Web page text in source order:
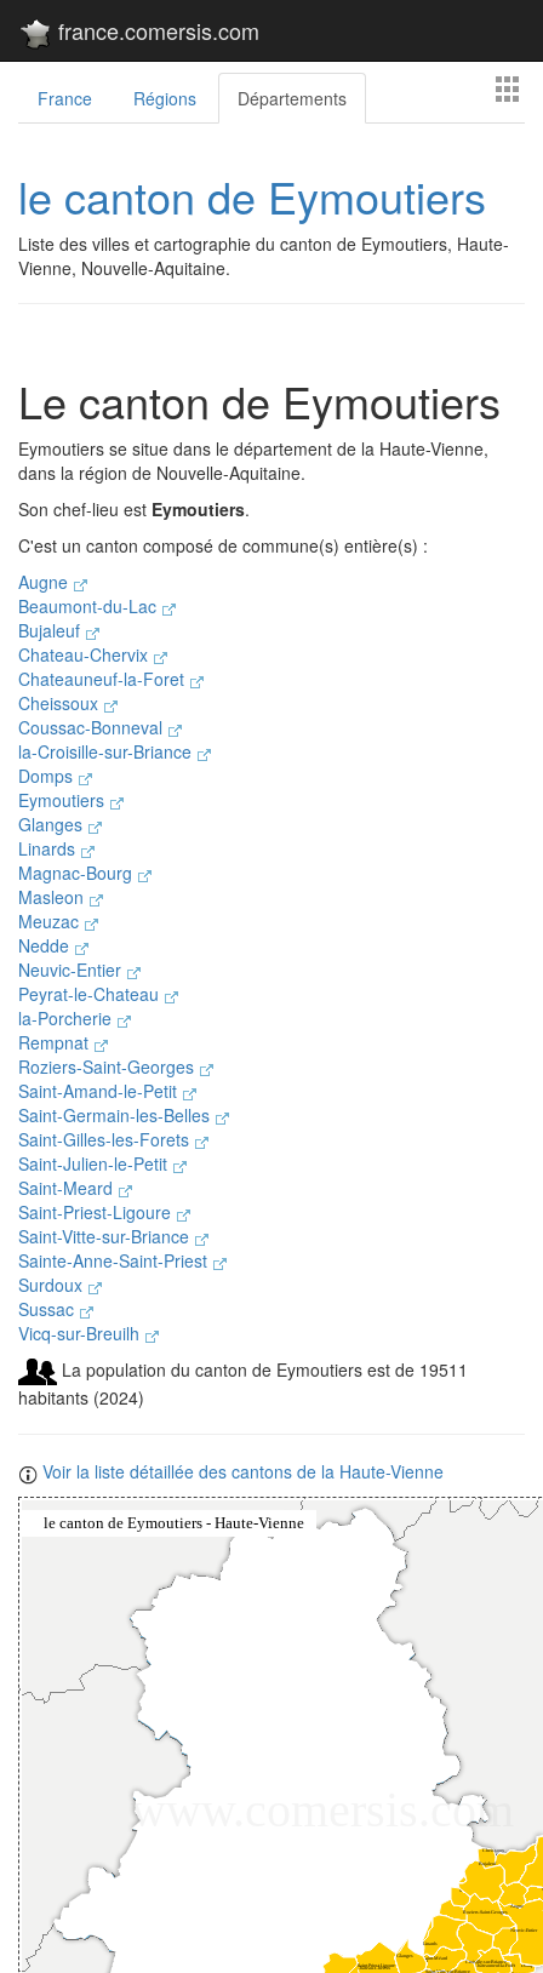
france.comersis.com
France Régions Départements
le canton de Eymoutiers
Liste des villes et cartographie du canton de Eymoutiers, Haute-
Vienne, Nouvelle-Aquitaine.
Le canton de Eymoutiers
Eymoutiers se situe dans le département de la Haute-Vienne,
dans la région de Nouvelle-Aquitaine.
Son chef-lieu est Eymoutiers.
C'est un canton composé de commune(s) entière(s) :
Augne
Beaumont-du-Lac
Bujaleuf
Chateau-Chervix
Chateauneuf-la-Foret
Cheissoux
Coussac-Bonneval
la-Croisille-sur-Briance
Domps
Eymoutiers
Glanges
Linards
Magnac-Bourg
Masleon
Meuzac
Nedde
Neuvic-Entier
Peyrat-le-Chateau
la-Porcherie
Rempnat
Roziers-Saint-Georges
Saint-Amand-le-Petit
Saint-Germain-les-Belles
Saint-Gilles-les-Forets
Saint-Julien-le-Petit
Saint-Meard
Saint-Priest-Ligoure
Saint-Vitte-sur-Briance
Sainte-Anne-Saint-Priest
Surdoux
Sussac
Vicq-sur-Breuilh
La population du canton de Eymoutiers est de 19511
habitants (2024)
Voir la liste détaillée des cantons de la Haute-Vienne